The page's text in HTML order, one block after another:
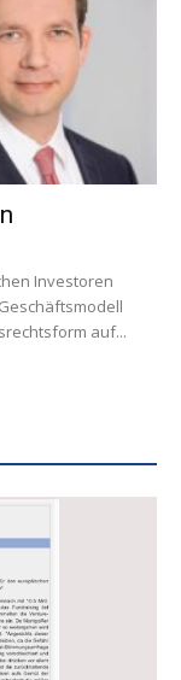
Investoren
auf...